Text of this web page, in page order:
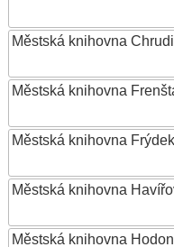
Městská knihovna
Městská knihovna
Městská knihovna
Městská knihovna
Městská knihovna